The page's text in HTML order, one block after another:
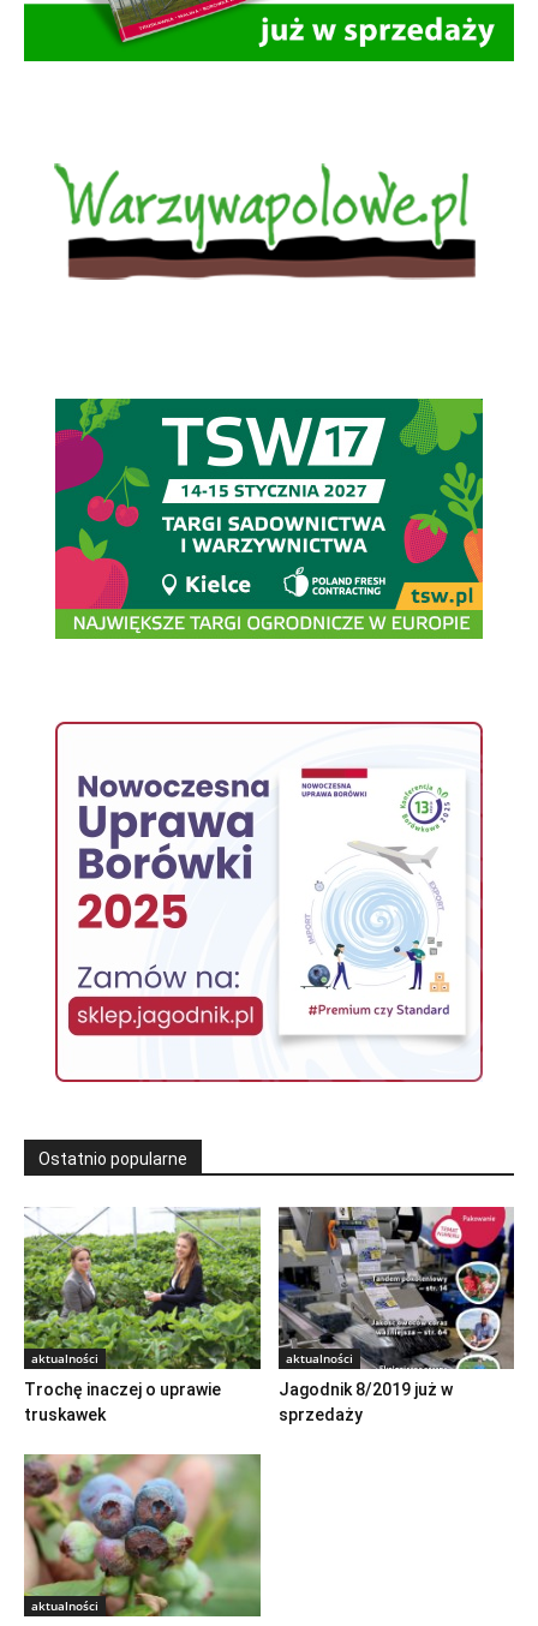
Ostatnio popularne
aktualności
Trochę inaczej o uprawie
truskawek
aktualności
Jagodnik 8/2019 już w
sprzedaży
aktualności